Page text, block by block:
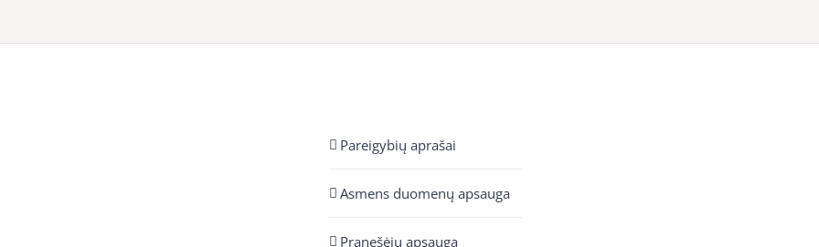
Pareigybių aprašai
Asmens duomenų apsauga
Pranešėjų apsauga